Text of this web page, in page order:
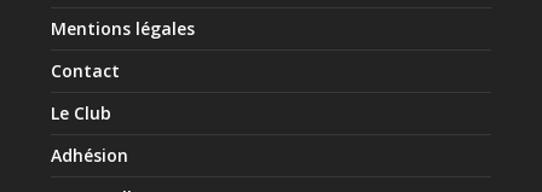
Mentions légales
Contact
Le Club
Adhésion